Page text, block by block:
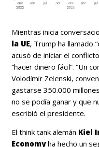
Mientras inicia
la UE, Trump ha llamado
acusó de iniciar el
“hacer dinero fácil”. “Un
Volodímir Zelenski,
gastarse 350.000
no se podía ganar y que
escribió el presidente.
El think tank alemán Kiel
Economyha hecho un